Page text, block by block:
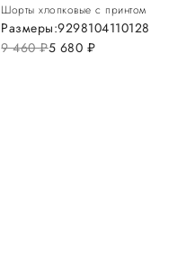
Шорты хлопковые с принтом
9 460руб.5 680 руб.
Размеры:9298104110128